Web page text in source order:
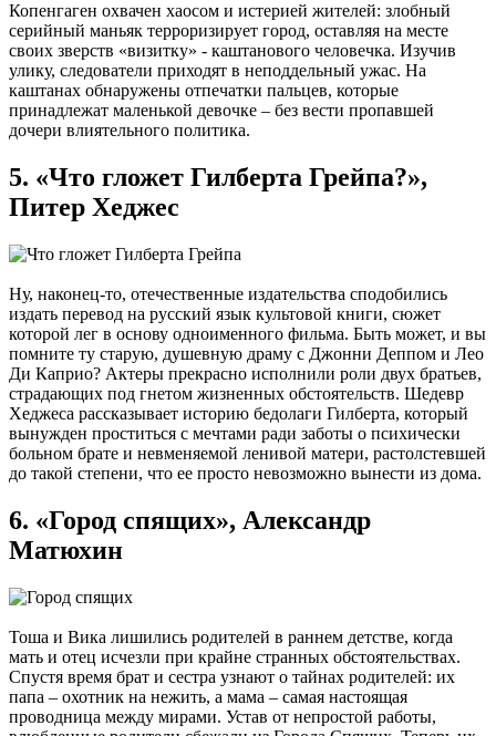
Копенгаген охвачен хаосом и истерией жителей: злобный
серийный маньяк терроризирует город, оставляя на месте
своих зверств «визитку» - каштанового человечка. Изучив
улику, следователи приходят в неподдельный ужас. На
каштанах обнаружены отпечатки пальцев, которые
принадлежат маленькой девочке – без вести пропавшей
дочери влиятельного политика.
5. «Что гложет Гилберта Грейпа?»,
Питер Хеджес
Ну, наконец-то, отечественные издательства сподобились
издать перевод на русский язык культовой книги, сюжет
которой лег в основу одноименного фильма. Быть может, и вы
помните ту старую, душевную драму с Джонни Деппом и Лео
Ди Каприо? Актеры прекрасно исполнили роли двух братьев,
страдающих под гнетом жизненных обстоятельств. Шедевр
Хеджеса рассказывает историю бедолаги Гилберта, который
вынужден проститься с мечтами ради заботы о психически
больном брате и невменяемой ленивой матери, растолстевшей
до такой степени, что ее просто невозможно вынести из дома.
6. «Город спящих», Александр
Матюхин
Тоша и Вика лишились родителей в раннем детстве, когда
мать и отец исчезли при крайне странных обстоятельствах.
Спустя время брат и сестра узнают о тайнах родителей: их
папа – охотник на нежить, а мама – самая настоящая
проводница между мирами. Устав от непростой работы,